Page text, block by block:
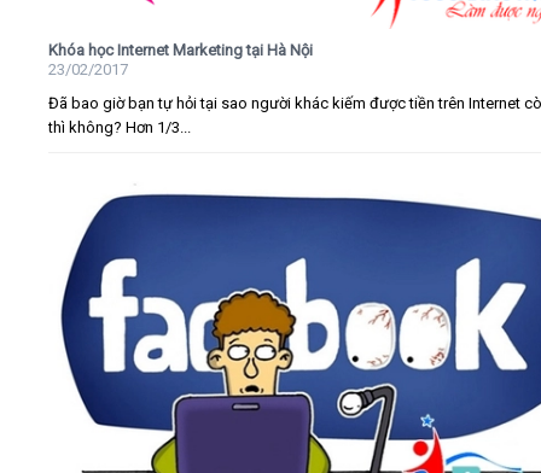
Khóa học Internet Marketing tại Hà Nội
23/02/2017
Đã bao giờ bạn tự hỏi tại sao người khác kiếm được tiền trên Internet
thì không? Hơn 1/3...